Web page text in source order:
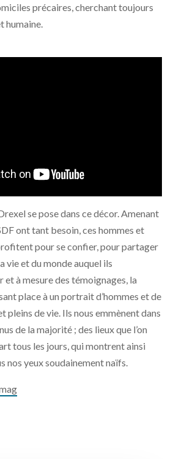
précaires, cherchant toujours
humaine.
se pose dans ce décor. Amenant
ont tant besoin, ces hommes et
pour se confier, pour partager
vie et du monde auquel ils
à mesure des témoignages, la
place à un portrait d’hommes et de
pleins de vie. Ils nous emmènent dans
de la majorité ; des lieux que l’on
tous les jours, qui montrent ainsi
nos yeux soudainement naïfs.